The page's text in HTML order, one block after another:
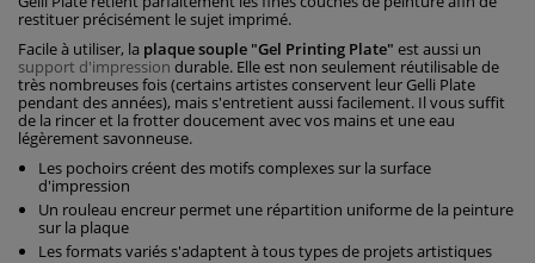
restituer précisément le sujet imprimé.
Facile à utiliser, la plaque souple "Gel Printing Plate" est aussi un
support d'impression durable. Elle est non seulement réutilisable de
très nombreuses fois (certains artistes conservent leur Gelli Plate
pendant des années), mais s'entretient aussi facilement. Il vous suffit
de la rincer et la frotter doucement avec vos mains et une eau
légèrement savonneuse.
Les pochoirs créent des motifs complexes sur la surface
d'impression
Un rouleau encreur permet une répartition uniforme de la peinture
sur la plaque
Les formats variés s'adaptent à tous types de projets artistiques